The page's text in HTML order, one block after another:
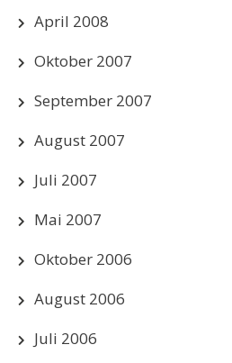
April 2008
Oktober 2007
September 2007
August 2007
Juli 2007
Mai 2007
Oktober 2006
August 2006
Juli 2006